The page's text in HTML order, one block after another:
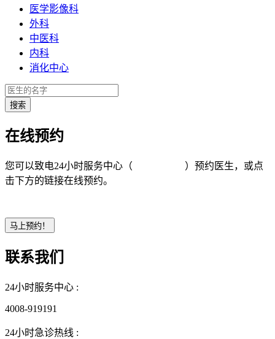
医学影像科
外科
中医科
内科
消化中心
在线预约
您可以致电24小时服务中心（
）预约医生，或点
击下方的链接在线预约。
联系我们
24小时服务中心 :
4008-919191
24小时急诊热线 :